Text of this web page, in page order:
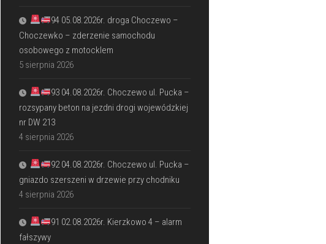
94 05.08.2026r. droga Choczewo –
Choczewko – zderzenie samochodu
osobowego z motocklem
5 sierpnia 2026
93 04.08.2026r. Choczewo ul. Pucka –
rozsypany beton na jezdni drogi wojewódzkiej
nr DW 213
4 sierpnia 2026
92 04.08.2026r. Choczewo ul. Pucka –
gniazdo szerszeni w drzewie przy chodniku
4 sierpnia 2026
91 02.08.2026r. Kierzkowo 4 – alarm
fałszywy